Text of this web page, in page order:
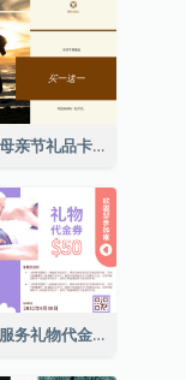
棕色日落母亲节礼品卡
美容体验服务礼物代金券